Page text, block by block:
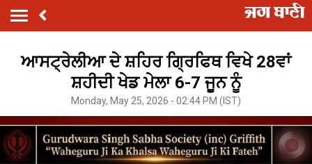
ਆਸਟ੍ਰੇਲੀਆ ਦੇ ਸ਼ਹਿਰ ਗ੍ਰਿਫਿਥ ਵਿਖੇ 28ਵਾਂ
ਸ਼ਹੀਦੀ ਖੇਡ ਮੇਲਾ 6-7 ਜੂਨ ਨੂੰ
Monday, May 25, 2026 - 02:44 PM (IST)